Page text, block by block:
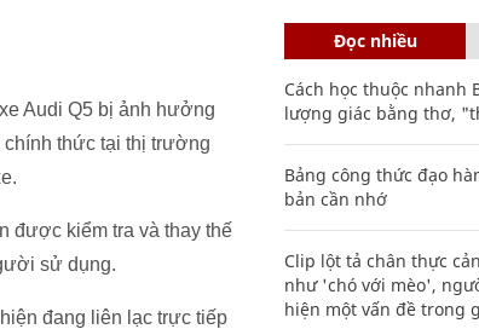
Audi Q5 bị ảnh hưởng
thức tại thị trường
được kiểm tra và thay thế
sử dụng.
đang liên lạc trực tiếp
Đọc nhiều
Cách học thuộc nhanh
lượng giác bằng thơ,
Bảng công thức đạo
bản cần nhớ
Clip lột tả chân thực
như 'chó với mèo',
hiện một vấn đề trong